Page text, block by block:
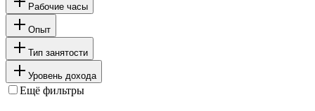
Рабочие часы
Опыт
Тип занятости
Уровень дохода
Ещё фильтры